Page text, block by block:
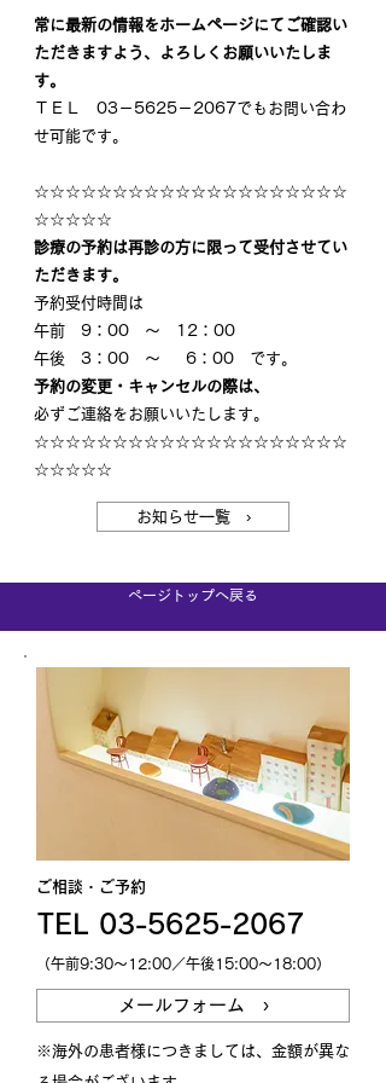
常に最新の情報をホームページにてご確認い
ただきますよう、よろしくお願いいたしま
す。
ＴＥＬ　03－5625－2067でもお問い合わ
せ可能です。
☆☆☆☆☆☆☆☆☆☆☆☆☆☆☆☆☆☆☆☆
☆☆☆☆☆
診療の予約は再診の方に限って受付させてい
ただきます。
予約受付時間は
午前　9：00　～　12：00
午後　3：00　～　  6：00　です。
予約の変更・キャンセルの際は、
必ずご連絡をお願いいたします。
☆☆☆☆☆☆☆☆☆☆☆☆☆☆☆☆☆☆☆☆
☆☆☆☆☆
お知らせ一覧 ›
ページトップへ戻る
ご相談・ご予約
TEL 03-5625-2067
（午前9:30～12:00／午後15:00～18:00）
メールフォーム ›
※海外の患者様につきましては、金額が異な